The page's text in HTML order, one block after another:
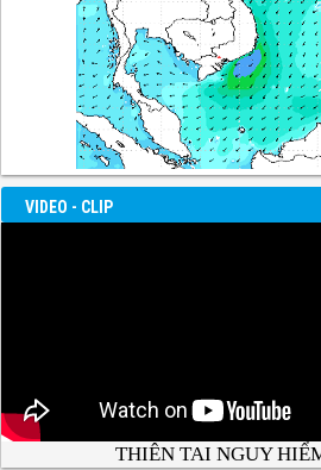
VIDEO - CLIP
THIÊN TAI NGUY